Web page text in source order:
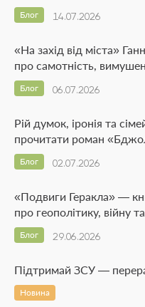
14.07.2026
Блог
«На захід від міста»
про самотність,
06.07.2026
Блог
Рій думок, іронія та
прочитати роман
02.07.2026
Блог
«Подвиги Геракла» —
про геополітику, війну
29.06.2026
Блог
Підтримай ЗСУ —
Новина